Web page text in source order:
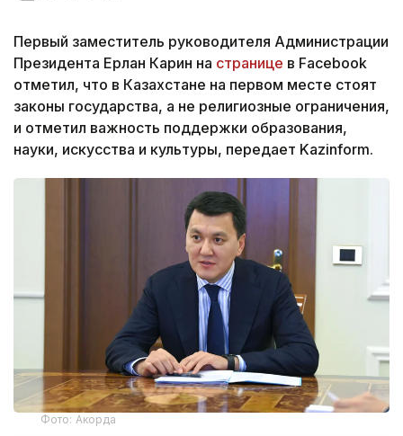
Первый заместитель руководителя Администрации
Президента Ерлан Карин на странице в Facebook
отметил, что в Казахстане на первом месте стоят
законы государства, а не религиозные ограничения,
и отметил важность поддержки образования,
науки, искусства и культуры, передает Kazinform.
Фото: Акорда